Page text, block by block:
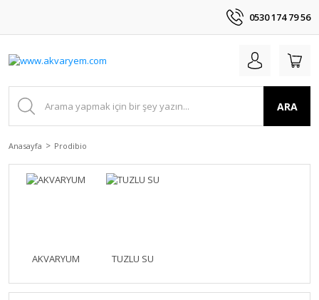
0530 174 79 56
ARA
Anasayfa Prodibio
AKVARYUM TUZLU SU